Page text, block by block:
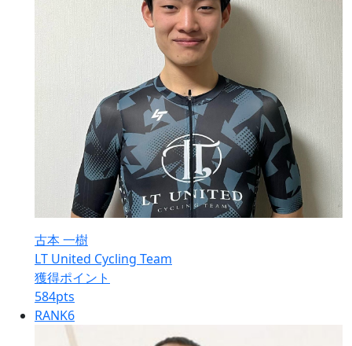
古本 一樹
LT United Cycling Team
獲得ポイント
584pts
RANK6